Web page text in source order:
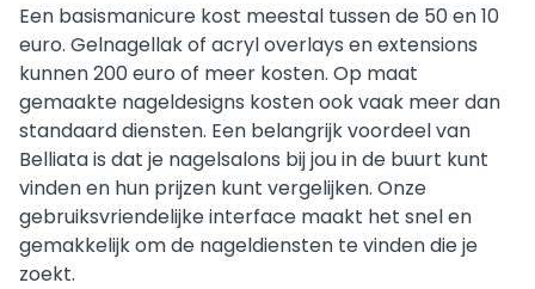
Een basismanicure kost meestal tussen de 50 en 10
euro. Gelnagellak of acryl overlays en extensions
kunnen 200 euro of meer kosten. Op maat
gemaakte nageldesigns kosten ook vaak meer dan
standaard diensten. Een belangrijk voordeel van
Belliata is dat je nagelsalons bij jou in de buurt kunt
vinden en hun prijzen kunt vergelijken. Onze
gebruiksvriendelijke interface maakt het snel en
gemakkelijk om de nageldiensten te vinden die je
zoekt.